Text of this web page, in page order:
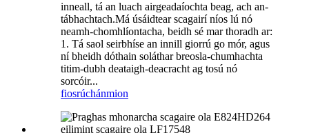
inneall, tá an luach airgeadaíochta beag, ach an-
tábhachtach.Má úsáidtear scagairí níos lú nó
neamh-chomhlíontacha, beidh sé mar thoradh ar:
1. Tá saol seirbhíse an innill giorrú go mór, agus
ní bheidh dóthain soláthar breosla-chumhachta
titim-dubh deataigh-deacracht ag tosú nó
sorcóir...
fiosrúchánmion